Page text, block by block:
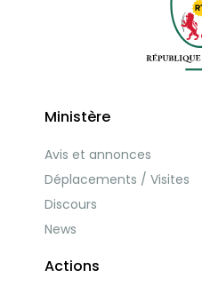
Ministère
Avis et annonces
Déplacements / Visites
Discours
News
Actions